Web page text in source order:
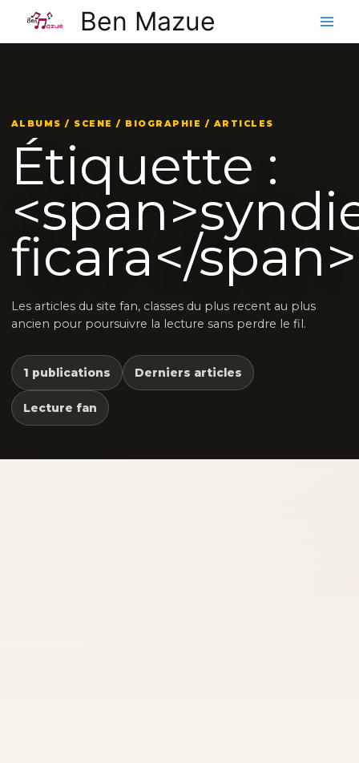
contenu
Ben Mazue
ALBUMS / SCENE / BIOGRAPHIE / ARTICLES
Étiquette :
ficara</span>
Les articles du site fan, classes du plus recent au plus
ancien pour poursuivre la lecture sans perdre le fil.
1 publications Derniers articles
Lecture fan